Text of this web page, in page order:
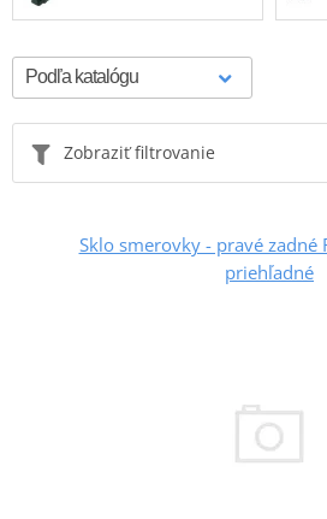
Zobraziť filtrovanie
Sklo smerovky - pravé zadné
priehľadné